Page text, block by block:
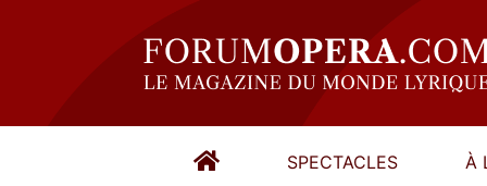
SPECTACLES À